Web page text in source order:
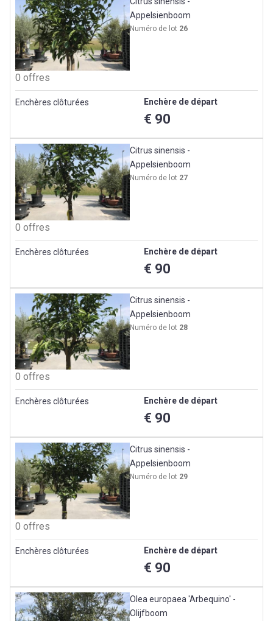
Appelsienboom
Numéro de lot 26
0 offres
Enchères clôturées Enchère de départ
€ 90
Citrus sinensis -
Appelsienboom
Numéro de lot 27
0 offres
Enchères clôturées Enchère de départ
€ 90
Citrus sinensis -
Appelsienboom
Numéro de lot 28
0 offres
Enchères clôturées Enchère de départ
€ 90
Citrus sinensis -
Appelsienboom
Numéro de lot 29
0 offres
Enchères clôturées Enchère de départ
€ 90
Olea europaea 'Arbequino' -
Olijfboom